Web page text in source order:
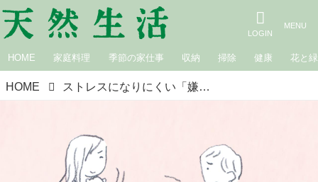
HOME 家庭料理 季節の家仕事 収納 掃除 健康 花と緑
HOME ストレスになりにくい「嫌なこと」の受け流し方。モヤモヤは吐き出して“洗い流す”心と体を整える春のかんたん養生／国際中医薬膳師・久保奈穂実さん